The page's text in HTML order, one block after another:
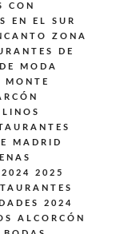
CON
EN EL SUR
ZONA
DE
MODA
MONTE
MADRID
2024 2025
2024
ALCORCÓN